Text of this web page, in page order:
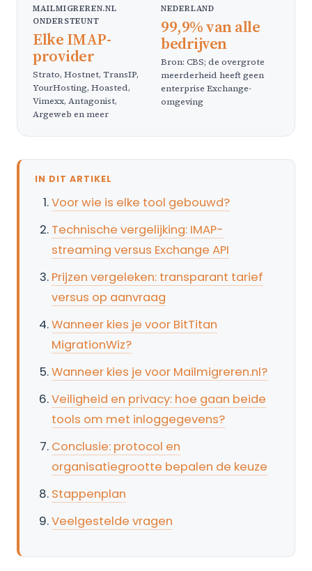
MAILMIGREREN.NL
ONDERSTEUNT
Elke IMAP-
provider
Strato, Hostnet, TransIP,
YourHosting, Hoasted,
Vimexx, Antagonist,
Argeweb en meer
NEDERLAND
99,9% van alle
bedrijven
Bron: CBS; de overgrote
meerderheid heeft geen
enterprise Exchange-
omgeving
IN DIT ARTIKEL
Voor wie is elke tool gebouwd?
Technische vergelijking: IMAP-
streaming versus Exchange API
Prijzen vergeleken: transparant tarief
versus op aanvraag
Wanneer kies je voor BitTitan
MigrationWiz?
Wanneer kies je voor Mailmigreren.nl?
Veiligheid en privacy: hoe gaan beide
tools om met inloggegevens?
Conclusie: protocol en
organisatiegrootte bepalen de keuze
Stappenplan
Veelgestelde vragen